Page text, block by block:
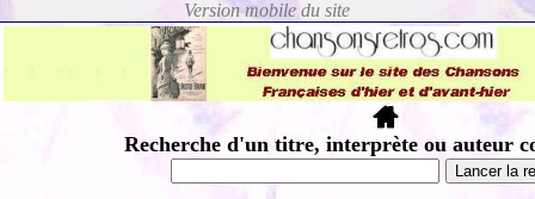
Recherche d'un titre, interprète ou auteur